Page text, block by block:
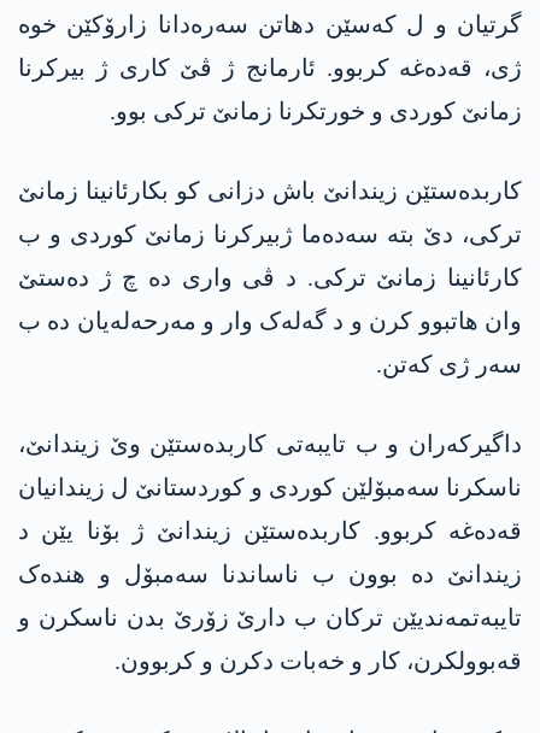
گرتیان و ل کەسێن دھاتن سەرەدانا زارۆکێن خوە
ژی، قەدەغە کربوو. ئارمانج ژ ڤێ کاری ژ بیرکرنا
زمانێ کوردی و خورتکرنا زمانێ ترکی بوو.
کاربدەستێن زیندانێ باش دزانی کو بکارئانینا زمانێ
ترکی، دێ بتە سەدەما ژبیرکرنا زمانێ کوردی و ب
کارئانینا زمانێ ترکی. د ڤی واری دە چ ژ دەستێ
وان ھاتبوو کرن و د گەلەک وار و مەرحەلەیان دە ب
سەر ژی کەتن.
داگیرکەران و ب تایبەتی کاربدەستێن وێ زیندانێ،
ناسکرنا سەمبۆلێن کوردی و کوردستانێ ل زیندانیان
قەدەغە کربوو. کاربدەستێن زیندانێ ژ بۆنا یێن د
زیندانێ دە بوون ب ناساندنا سەمبۆل و ھندەک
تایبەتمەندیێن ترکان ب دارێ زۆرێ بدن ناسکرن و
قەبوولکرن، کار و خەبات دکرن و کربوون.